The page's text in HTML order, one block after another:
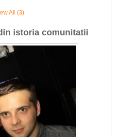
All (3)
istoria comunitatii